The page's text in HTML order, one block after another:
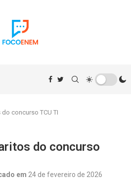
concurso TCU TI
do concurso
em 24 de fevereiro de 2026